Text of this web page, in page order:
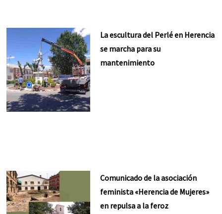
La escultura del Perlé en Herencia
se marcha para su
mantenimiento
Comunicado de la asociación
feminista «Herencia de Mujeres»
en repulsa a la feroz